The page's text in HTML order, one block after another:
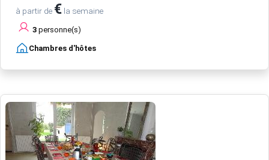
à partir de € la semaine
3 personne(s)
Chambres d'hôtes